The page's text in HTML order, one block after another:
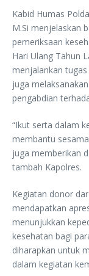
Kabid Humas
M.Si menjelaskan
pemeriksaan
Hari Ulang Tahun
menjalankan
juga
pengabdian
“Ikut serta dalam
membantu
juga memberikan
tambah Kapolres.
Kegiatan donor
mendapatkan
menunjukkan
kesehatan bagi
diharapkan untuk
dalam kegiatan